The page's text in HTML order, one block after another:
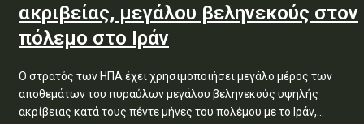
ακριβείας, μεγάλου βεληνεκούς στον
πόλεμο στο Ιράν
Ο στρατός των ΗΠΑ έχει χρησιμοποιήσει μεγάλο μέρος των
αποθεμάτων του πυραύλων μεγάλου βεληνεκούς υψηλής
ακρίβειας κατά τους πέντε μήνες του πολέμου με το Ιράν,...